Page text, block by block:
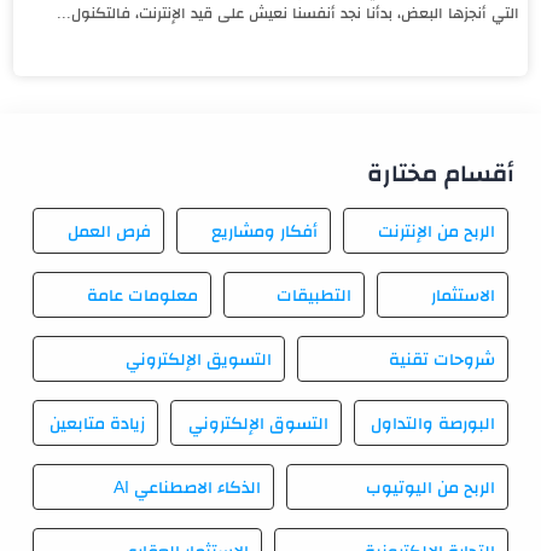
التي أنجزها البعض، بدأنا نجد أنفسنا نعيش على قيد الإنترنت، فالتكنول...
أقسام مختارة
الربح من الإنترنت أفكار ومشاريع فرص العمل
الاستثمار التطبيقات معلومات عامة
شروحات تقنية التسويق الإلكتروني
البورصة والتداول التسوق الإلكتروني زيادة متابعين
الربح من اليوتيوب الذكاء الاصطناعي AI